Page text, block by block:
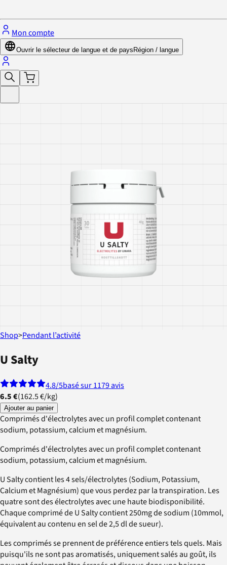
Mon compte
Ouvrir le sélecteur de langue et de pays Région / langue
Shop>Pendant l’activité
U Salty
4.8/5basé sur 1179 avis
6.5 €(162.5 €/kg)
Ajouter au panier
Comprimés d'électrolytes avec un profil complet contenant
sodium, potassium, calcium et magnésium.
Comprimés d'électrolytes avec un profil complet contenant
sodium, potassium, calcium et magnésium.
U Salty contient les 4 sels/électrolytes (Sodium, Potassium,
Calcium et Magnésium) que vous perdez par la transpiration. Les
quatre sont des électrolytes avec une haute biodisponibilité.
Chaque comprimé de U Salty contient 250mg de sodium (10mmol,
équivalent au contenu en sel de 2,5 dl de sueur).
Les comprimés se prennent de préférence entiers tels quels. Mais
puisqu'ils ne sont pas aromatisés, uniquement salés au goût, ils